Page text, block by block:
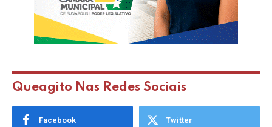
Queagito Nas Redes Sociais
Facebook Twitter